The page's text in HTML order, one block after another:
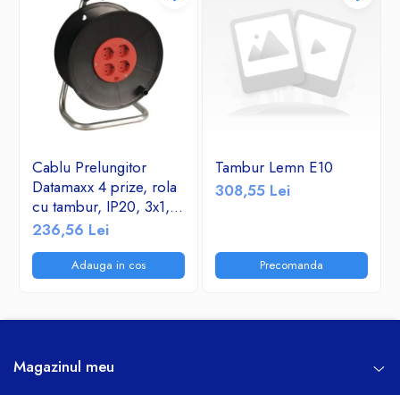
Cablu Prelungitor
Datamaxx 4 prize, rola
cu tambur, IP20, 3x1,5
mmp, 3500W, 50
ergonomic,
rosu/negru
236,56 Lei
Adauga in cos
Tambur Lemn E10
308,55 Lei
Precomanda
Magazinul meu